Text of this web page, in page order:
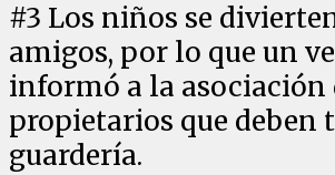
#3 Los niños se
amigos, por lo que un
informó a la asociación
propietarios que deben
guardería.